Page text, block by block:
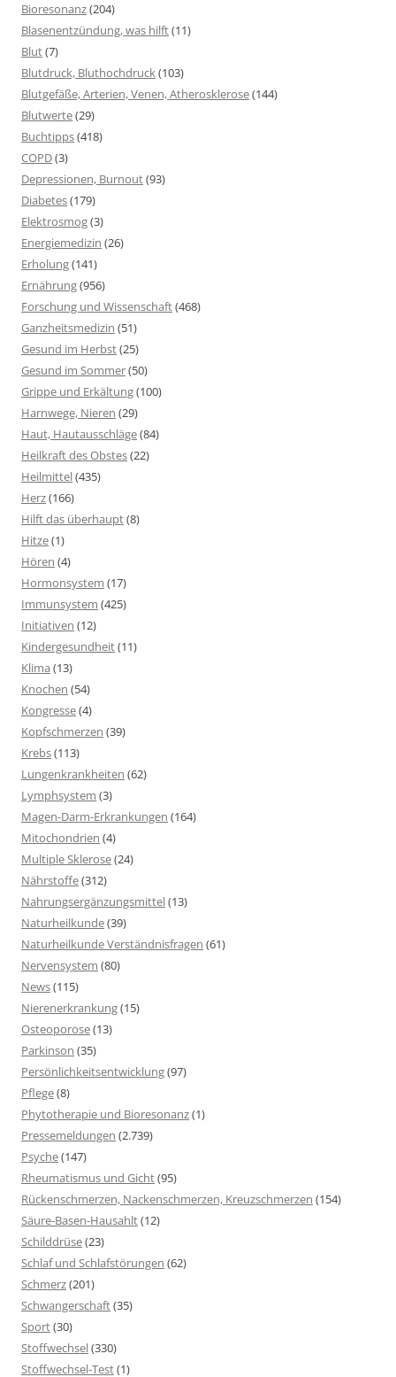
Bioresonanz(204)
Blasenentzündung, was hilft(11)
Blut(7)
Blutdruck, Bluthochdruck(103)
Blutgefäße, Arterien, Venen, Atherosklerose(144)
Blutwerte(29)
Buchtipps(418)
COPD(3)
Depressionen, Burnout(93)
Diabetes(179)
Elektrosmog(3)
Energiemedizin (26)
Erholung(141)
Ernährung(956)
Forschung und Wissenschaft(468)
Ganzheitsmedizin (51)
Gesund im Herbst(25)
Gesund im Sommer(50)
Grippe und Erkältung(100)
Harnwege, Nieren (29)
Haut, Hautausschläge(84)
Heilkraft des Obstes(22)
Heilmittel(435)
Herz(166)
Hilft das überhaupt(8)
Hitze(1)
Hören (4)
Hormonsystem (17)
Immunsystem (425)
Initiativen (12)
Kindergesundheit(11)
Klima (13)
Knochen (54)
Kongresse(4)
Kopfschmerzen (39)
Krebs(113)
Lungenkrankheiten (62)
Lymphsystem (3)
Magen-Darm-Erkrankungen (164)
Mitochondrien (4)
Multiple Sklerose(24)
Nährstoffe(312)
Nahrungsergänzungsmittel(13)
Naturheilkunde(39)
Naturheilkunde Verständnisfragen (61)
Nervensystem (80)
News(115)
Nierenerkrankung(15)
Osteoporose(13)
Parkinson (35)
Persönlichkeitsentwicklung(97)
Pflege(8)
Phytotherapie und Bioresonanz(1)
Pressemeldungen (2.739)
Psyche(147)
Rheumatismus und Gicht(95)
Rückenschmerzen, Nackenschmerzen, Kreuzschmerzen (154)
Säure-Basen-Hausahlt(12)
Schilddrüse(23)
Schlaf und Schlafstörungen (62)
Schmerz(201)
Schwangerschaft(35)
Sport(30)
Stoffwechsel(330)
Stoffwechsel-Test(1)